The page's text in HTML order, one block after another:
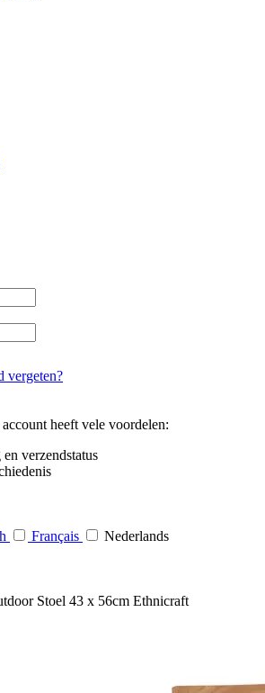
vergeten?
heeft vele voordelen:
verzendstatus
Français
Nederlands
Stoel 43 x 56cm Ethnicraft